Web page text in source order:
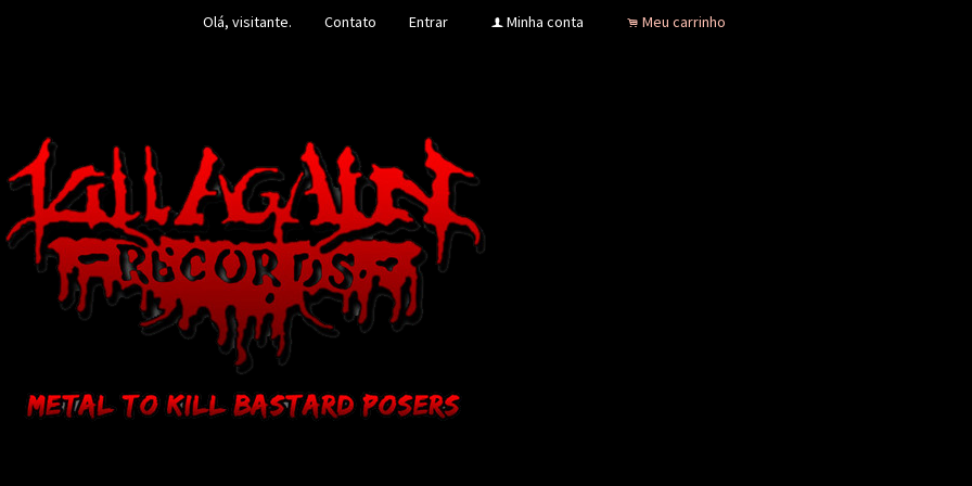
Olá, visitante. Contato Entrar f Minha conta . Meu carrinho